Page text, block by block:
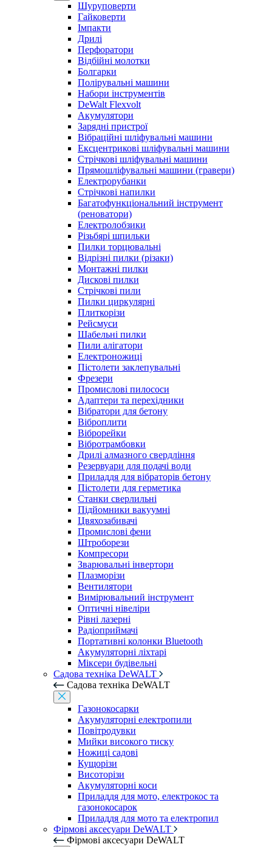
Шуруповерти
Гайковерти
Імпакти
Дрилі
Перфоратори
Відбійні молотки
Болгарки
Полірувальні машини
Набори інструментів
DeWalt Flexvolt
Акумулятори
Зарядні пристрої
Вібраційні шліфувальні машини
Ексцентрикові шліфувальні машини
Стрічкові шліфувальні машини
Прямошліфувальні машини (гравери)
Електрорубанки
Стрічкові напилки
Багатофункціональний інструмент
(реноватори)
Електролобзики
Різьбярі шпильки
Пилки торцювальні
Відрізні пилки (різаки)
Монтажні пилки
Дискові пилки
Стрічкові пили
Пилки циркулярні
Плиткорізи
Рейсмуси
Шабельні пилки
Пили алігатори
Електроножиці
Пістолети заклепувальні
Фрезери
Промислові пилососи
Адаптери та перехідники
Вібратори для бетону
Віброплити
Віброрейки
Вібротрамбовки
Дрилі алмазного свердління
Резервуари для подачі води
Приладдя для вібраторів бетону
Пістолети для герметика
Станки сверлильні
Підйомники вакуумні
Цвяхозабивачі
Промислові фени
Штроборези
Компресори
Зварювальні інвертори
Плазморізи
Вентилятори
Вимірювальний інструмент
Оптичні нівеліри
Рівні лазерні
Радіоприймачі
Портативні колонки Bluetooth
Акумуляторні ліхтарі
Міксери будівельні
Садова техніка DeWALT
Садова техніка DeWALT
Газонокосарки
Акумуляторні електропили
Повітродувки
Мийки високого тиску
Ножиці садові
Кущорізи
Висоторізи
Акумуляторні коси
Приладдя для мото, електрокос та
газонокосарок
Приладдя для мото та електропил
Фірмові аксесуари DeWALT
Фірмові аксесуари DeWALT